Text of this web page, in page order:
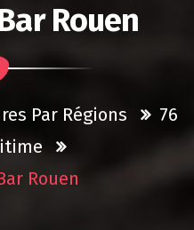
Rouen
Par Régions
76
Rouen